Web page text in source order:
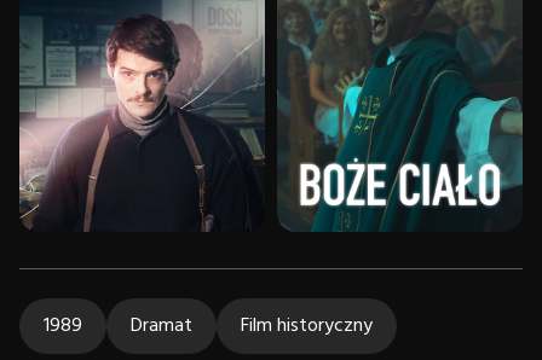
1989 Dramat Film historyczny